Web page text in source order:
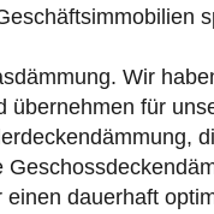
Wir
übernehmen für
dauerhaft